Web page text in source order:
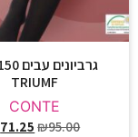
TRIUMF
CONTE
₪95.00
71.25